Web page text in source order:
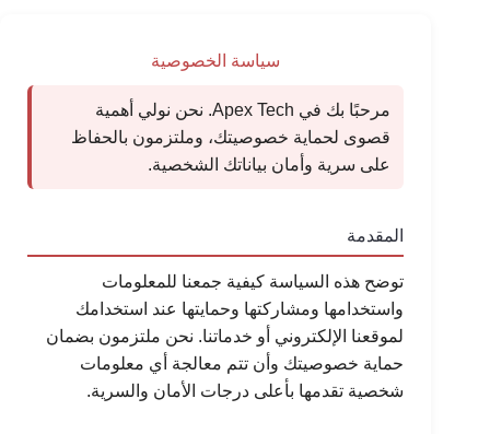
سياسة الخصوصية
مرحبًا بك في Apex Tech. نحن نولي أهمية
قصوى لحماية خصوصيتك، وملتزمون بالحفاظ
على سرية وأمان بياناتك الشخصية.
المقدمة
توضح هذه السياسة كيفية جمعنا للمعلومات
واستخدامها ومشاركتها وحمايتها عند استخدامك
لموقعنا الإلكتروني أو خدماتنا. نحن ملتزمون بضمان
حماية خصوصيتك وأن تتم معالجة أي معلومات
شخصية تقدمها بأعلى درجات الأمان والسرية.